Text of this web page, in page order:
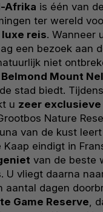
Afrika is één van
ter wereld
luxe reis. Wanneer
een bezoek aan
niet
Belmond Mount
stad biedt.
u zeer exclusieve
Nature
van de kust
Kaap eindigt in
van de beste
U vliegt daarna
aantal dagen
Game Reserve,